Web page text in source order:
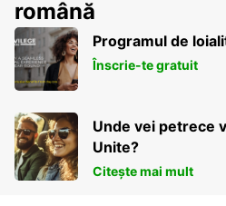
KUUSAMO AIRPORT
KUUSAMO - FINLAND
română
Programul de
Înscrie-te gratuit
Unde vei petrece
Unite?
Citește mai mult